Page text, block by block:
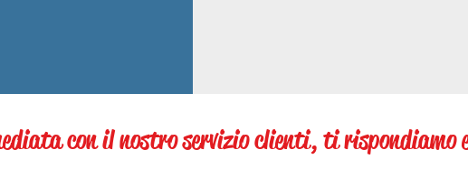
con il nostro servizio clienti, ti rispondiamo